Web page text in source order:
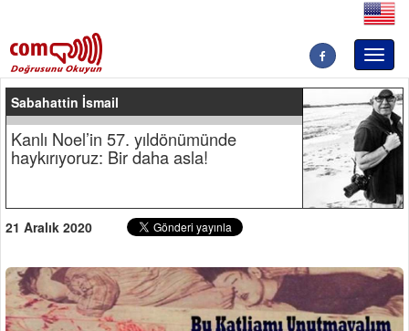
Sabahattin İsmail
Kanlı Noel’in 57. yıldönümünde
haykırıyoruz: Bir daha asla!
21 Aralık 2020